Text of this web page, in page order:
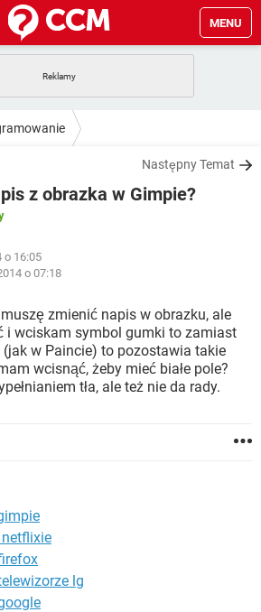
MENU
WHATSAPP
FACEBOOK
TIKTOK
TIKTOK
FACEBOOK
WHATSAPP
NETFLIX
FACEBOOK
Następny Temat
z obrazka w Gimpie?
o 16:05
o 07:18
zmienić napis w obrazku, ale
i wciskam symbol gumki to zamiast
(jak w Paincie) to pozostawia takie
wcisnąć, żeby mieć białe pole?
tła, ale też nie da rady.
lg